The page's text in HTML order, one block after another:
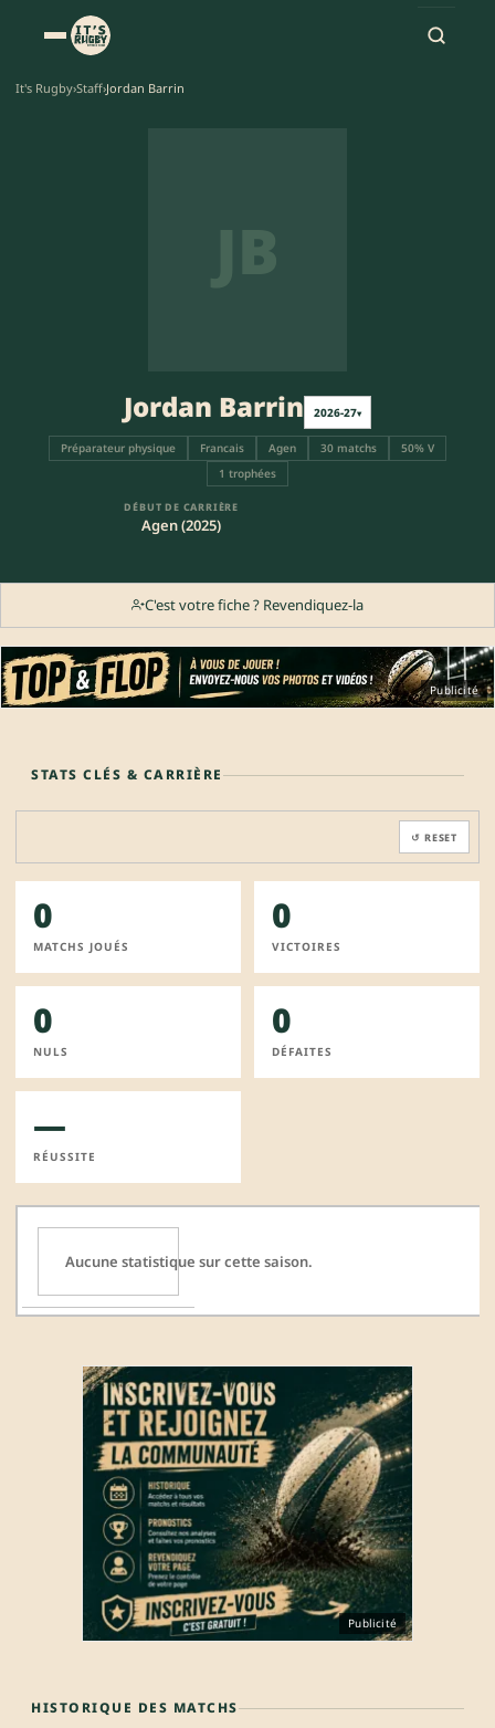
It's Rugby›Staff›Jordan Barrin
JB
Jordan Barrin 2026-27▾
Préparateur physique Francais Agen 30 matchs
50% V
1 trophées
DÉBUT DE CARRIÈRE
Agen (2025)
C'est votre fiche ? Revendiquez-la
Publicité
STATS CLÉS & CARRIÈRE
↺ RESET
0
MATCHS JOUÉS
0
VICTOIRES
0
NULS
0
DÉFAITES
—
RÉUSSITE
Aucune statistique sur cette saison.
Publicité
HISTORIQUE DES MATCHS